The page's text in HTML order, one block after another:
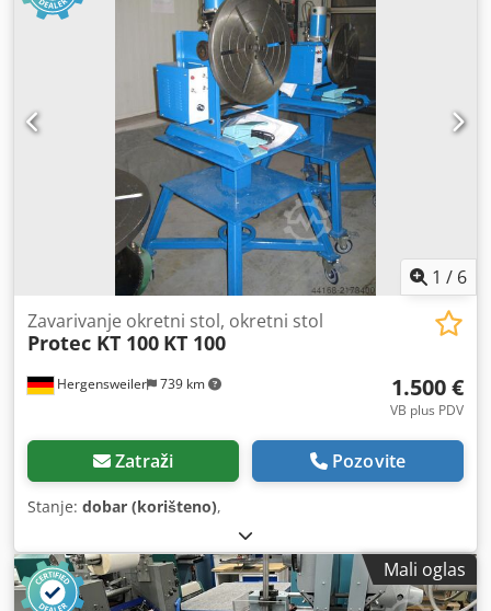
1 / 6
Hergensweiler 739 km
Zavarivanje okretni stol, okretni stol
Protec KT 100 KT 100
1.500 €
VB plus PDV
Zatraži Pozovite
Stanje: dobar (korišteno),
Mali oglas